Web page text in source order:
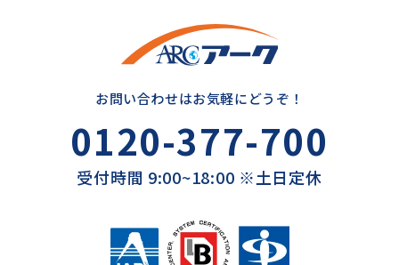
お問い合わせはお気軽にどうぞ！
0120-377-700
受付時間 9:00~18:00 ※土日定休